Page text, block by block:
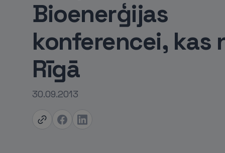
Bioenerģijas
konferencei, kas
Rīgā
30.09.2013